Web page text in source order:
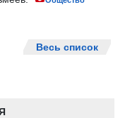
Весь список